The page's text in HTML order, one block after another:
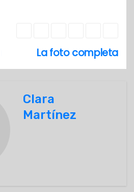
La foto completa
Clara
Martínez